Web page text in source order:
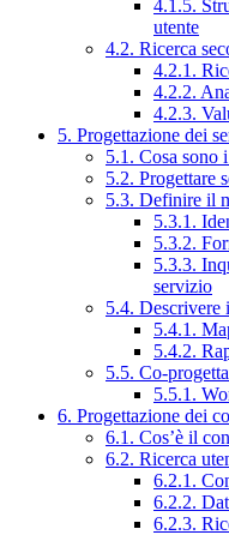
4.1.5.
utente
4.2. Ricerca
4.2.1.
4.2.2.
4.2.3.
5. Progettazione dei
5.1. Cosa sono
5.2. Progettare
5.3. Definire il
5.3.1.
5.3.2.
5.3.3.
servizio
5.4. Descrivere
5.4.1.
5.4.2.
5.5. Co-
5.5.1.
6. Progettazione dei
6.1. Cos’è il
6.2. Ricerca
6.2.1.
6.2.2.
6.2.3.